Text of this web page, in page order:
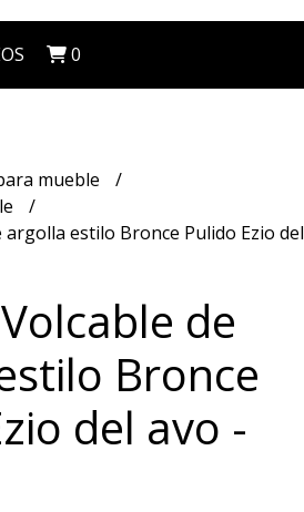
0
mueble
estilo Bronce Pulido Ezio del
de
Bronce
del avo -